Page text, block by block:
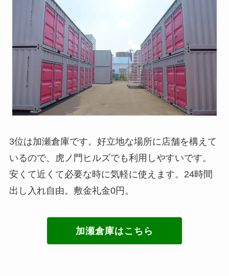
3位は加瀬倉庫です。好立地な場所に店舗を構えて
いるので、虎ノ門ヒルズでも利用しやすいです。
安くて近くて必要な時に気軽に使えます。24時間
出し入れ自由。敷金礼金0円。
加瀬倉庫はこちら